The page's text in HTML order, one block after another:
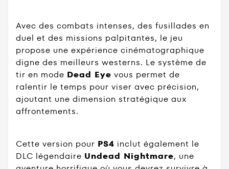
Avec des combats intenses, des fusillades en
duel et des missions palpitantes, le jeu
propose une expérience cinématographique
digne des meilleurs westerns. Le système de
tir en mode Dead Eye vous permet de
ralentir le temps pour viser avec précision,
ajoutant une dimension stratégique aux
affrontements.
Cette version pour PS4 inclut également le
DLC légendaire Undead Nightmare, une